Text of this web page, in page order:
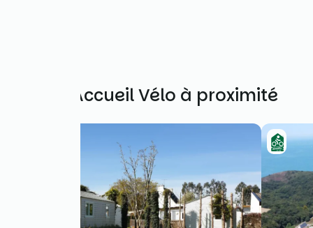
Autres Accueil Vélo à proximité